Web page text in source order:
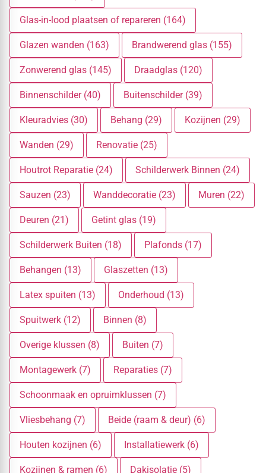
Glas-in-lood plaatsen of repareren (164)
Glazen wanden (163) Brandwerend glas (155)
Zonwerend glas (145) Draadglas (120)
Binnenschilder (40) Buitenschilder (39)
Kleuradvies (30) Behang (29) Kozijnen (29)
Wanden (29) Renovatie (25)
Houtrot Reparatie (24) Schilderwerk Binnen (24)
Sauzen (23) Wanddecoratie (23) Muren (22)
Deuren (21) Getint glas (19)
Schilderwerk Buiten (18) Plafonds (17)
Behangen (13) Glaszetten (13)
Latex spuiten (13) Onderhoud (13)
Spuitwerk (12) Binnen (8)
Overige klussen (8) Buiten (7)
Montagewerk (7) Reparaties (7)
Schoonmaak en opruimklussen (7)
Vliesbehang (7) Beide (raam & deur) (6)
Houten kozijnen (6) Installatiewerk (6)
Kozijnen & ramen (6) Dakisolatie (5)